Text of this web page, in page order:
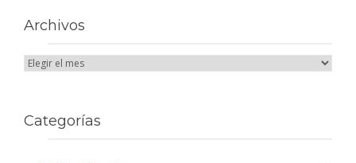
Archivos
Categorías